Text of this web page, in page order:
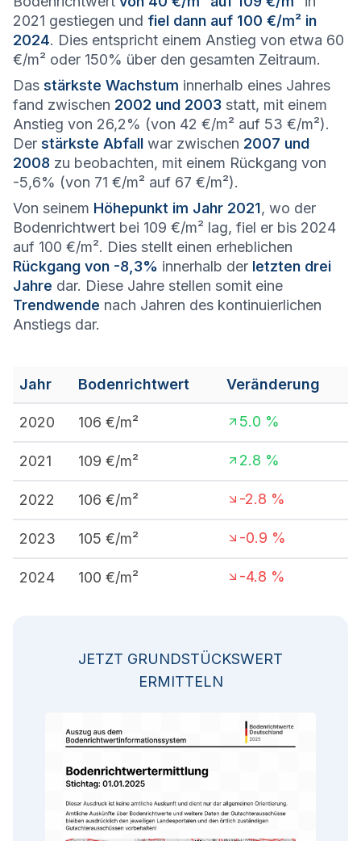
2021 gestiegen und fiel dann auf 100 €/m² in
2024. Dies entspricht einem Anstieg von etwa 60
€/m² oder 150% über den gesamten Zeitraum.
Das stärkste Wachstum innerhalb eines Jahres
fand zwischen 2002 und 2003 statt, mit einem
Anstieg von 26,2% (von 42 €/m² auf 53 €/m²).
Der stärkste Abfall war zwischen 2007 und
2008 zu beobachten, mit einem Rückgang von
-5,6% (von 71 €/m² auf 67 €/m²).
Von seinem Höhepunkt im Jahr 2021, wo der
Bodenrichtwert bei 109 €/m² lag, fiel er bis 2024
auf 100 €/m². Dies stellt einen erheblichen
Rückgang von -8,3% innerhalb der letzten drei
Jahre dar. Diese Jahre stellen somit eine
Trendwende nach Jahren des kontinuierlichen
Anstiegs dar.
Jahr Bodenrichtwert Veränderung
2020 106 €/m² 5.0 %
2021 109 €/m² 2.8 %
2022 106 €/m² -2.8 %
2023 105 €/m² -0.9 %
2024 100 €/m² -4.8 %
JETZT GRUNDSTÜCKSWERT
ERMITTELN